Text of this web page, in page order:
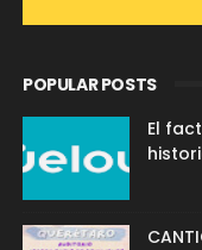
POPULAR POSTS
El